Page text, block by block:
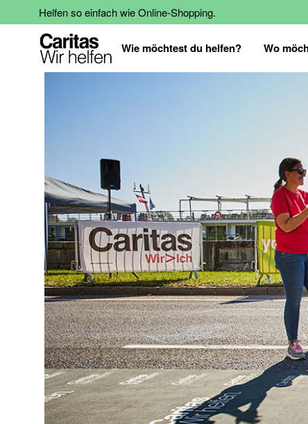
Helfen so einfach wie Online-Shopping.
Wie möchtest du helfen? Wo